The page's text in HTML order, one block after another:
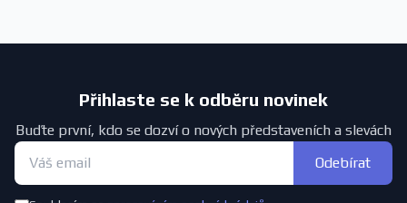
Přihlaste se k odběru novinek
Buďte první, kdo se dozví o nových představeních a slevách
Odebírat